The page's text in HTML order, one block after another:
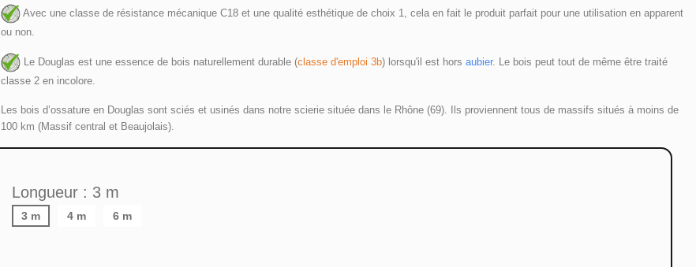
Avec une classe de résistance mécanique C18 et une qualité esthétique de choix 1, cela en fait le produit parfait pour une utilisation en apparent
ou non.
Le Douglas est une essence de bois naturellement durable (classe d'emploi 3b) lorsqu'il est hors aubier. Le bois peut tout de même être traité
classe 2 en incolore.
Les bois d’ossature en Douglas sont sciés et usinés dans notre scierie située dans le Rhône (69). Ils proviennent tous de massifs situés à moins de
100 km (Massif central et Beaujolais).
Longueur : 3 m
3 m 4 m 6 m